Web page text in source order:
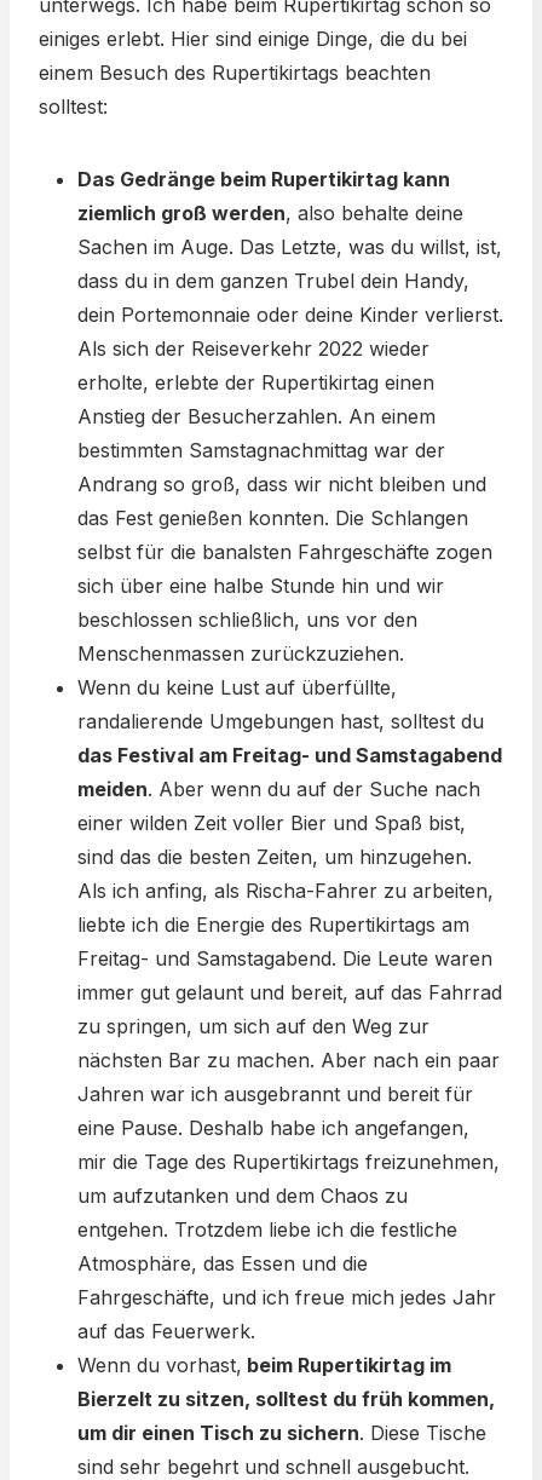
einiges erlebt. Hier sind einige Dinge, die du bei
einem Besuch des Rupertikirtags beachten
solltest:
Das Gedränge beim Rupertikirtag kann
ziemlich groß werden, also behalte deine
Sachen im Auge. Das Letzte, was du willst, ist,
dass du in dem ganzen Trubel dein Handy,
dein Portemonnaie oder deine Kinder verlierst.
Als sich der Reiseverkehr 2022 wieder
erholte, erlebte der Rupertikirtag einen
Anstieg der Besucherzahlen. An einem
bestimmten Samstagnachmittag war der
Andrang so groß, dass wir nicht bleiben und
das Fest genießen konnten. Die Schlangen
selbst für die banalsten Fahrgeschäfte zogen
sich über eine halbe Stunde hin und wir
beschlossen schließlich, uns vor den
Menschenmassen zurückzuziehen.
Wenn du keine Lust auf überfüllte,
randalierende Umgebungen hast, solltest du
das Festival am Freitag- und Samstagabend
meiden. Aber wenn du auf der Suche nach
einer wilden Zeit voller Bier und Spaß bist,
sind das die besten Zeiten, um hinzugehen.
Als ich anfing, als Rischa-Fahrer zu arbeiten,
liebte ich die Energie des Rupertikirtags am
Freitag- und Samstagabend. Die Leute waren
immer gut gelaunt und bereit, auf das Fahrrad
zu springen, um sich auf den Weg zur
nächsten Bar zu machen. Aber nach ein paar
Jahren war ich ausgebrannt und bereit für
eine Pause. Deshalb habe ich angefangen,
mir die Tage des Rupertikirtags freizunehmen,
um aufzutanken und dem Chaos zu
entgehen. Trotzdem liebe ich die festliche
Atmosphäre, das Essen und die
Fahrgeschäfte, und ich freue mich jedes Jahr
auf das Feuerwerk.
Wenn du vorhast, beim Rupertikirtag im
Bierzelt zu sitzen, solltest du früh kommen,
um dir einen Tisch zu sichern. Diese Tische
sind sehr begehrt und schnell ausgebucht.